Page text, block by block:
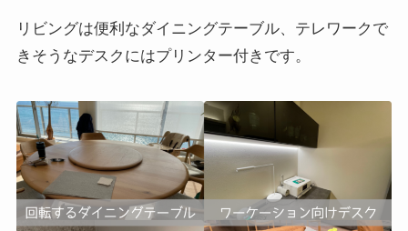
リビングは便利なダイニングテーブル、テレワークで
きそうなデスクにはプリンター付きです。